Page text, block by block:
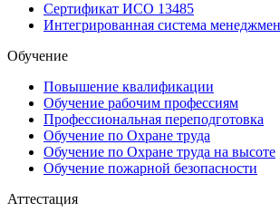
Сертификат ИСО 13485
Интегрированная система
Обучение
Повышение квалификации
Обучение рабочим профессиям
Профессиональная переподготовка
Обучение по Охране труда
Обучение по Охране труда на высоте
Обучение пожарной безопасности
Аттестация